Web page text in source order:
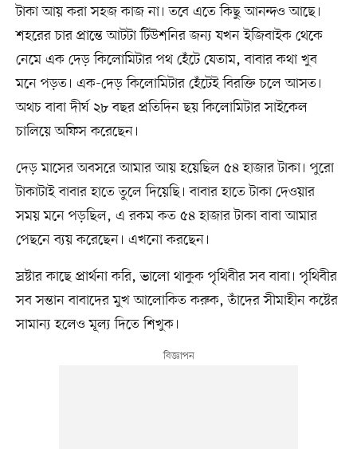
টাকা আয় করা সহজ কাজ না। তবে এতে কিছু আনন্দও আছে।
শহরের চার প্রান্তে আটটা টিউশনির জন্য যখন ইজিবাইক থেকে
নেমে এক দেড় কিলোমিটার পথ হেঁটে যেতাম, বাবার কথা খুব
মনে পড়ত। এক-দেড় কিলোমিটার হেঁটেই বিরক্তি চলে আসত।
অথচ বাবা দীর্ঘ ২৮ বছর প্রতিদিন ছয় কিলোমিটার সাইকেল
চালিয়ে অফিস করেছেন।
দেড় মাসের অবসরে আমার আয় হয়েছিল ৫৪ হাজার টাকা। পুরো
টাকাটাই বাবার হাতে তুলে দিয়েছি। বাবার হাতে টাকা দেওয়ার
সময় মনে পড়ছিল, এ রকম কত ৫৪ হাজার টাকা বাবা আমার
পেছনে ব্যয় করেছেন। এখনো করছেন।
স্রষ্টার কাছে প্রার্থনা করি, ভালো থাকুক পৃথিবীর সব বাবা। পৃথিবীর
সব সন্তান বাবাদের মুখ আলোকিত করুক, তাঁদের সীমাহীন কষ্টের
সামান্য হলেও মূল্য দিতে শিখুক।